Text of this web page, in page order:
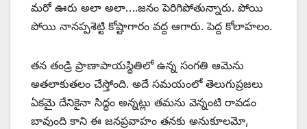
మరో ఊరు అలా అలా….జనం పెరిగిపోతున్నారు. పోయి
పోయి నానప్పశెట్టి కోష్టాగారం వద్ద ఆగారు. పెద్ద కోలాహలం.
తన తండ్రి ప్రాణాపాయస్థితిలో ఉన్న సంగతి ఆమెను
అతలాకుతలం చేస్తోంది. అదే సమయంలో తెలుగుప్రజలు
ఏకమై దేనికైనా సిద్ధం అన్నట్లు తమను వెన్నంటి రావడం
బావుంది కాని ఈ జనప్రవాహం తనకు అనుకూలమో,